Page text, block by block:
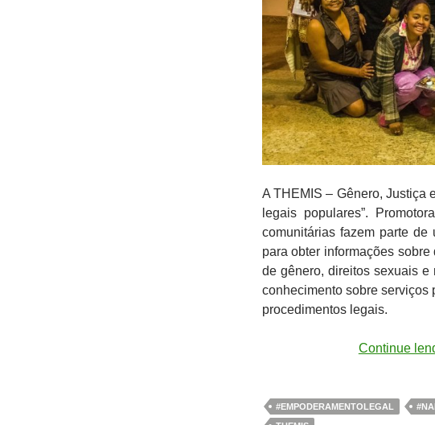
A THEMIS – Gênero, Justiça
legais populares”.
comunitárias fazem parte
para obter informações
de gênero, direitos sexuais e
conhecimento sobre
procedimentos legais.
Continue
#EMPODERAMENTOLEGAL